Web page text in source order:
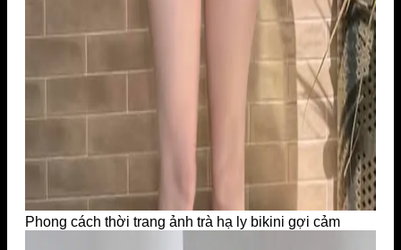
Phong cách thời trang ảnh trà hạ ly bikini gợi cảm